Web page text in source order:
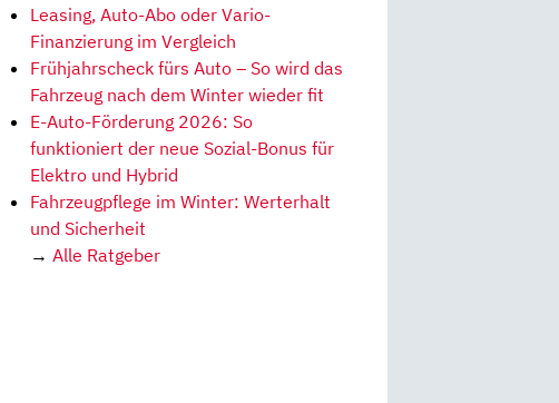
Leasing, Auto-Abo oder Vario-
Finanzierung im Vergleich
Frühjahrscheck fürs Auto – So wird das
Fahrzeug nach dem Winter wieder fit
E-Auto-Förderung 2026: So
funktioniert der neue Sozial-Bonus für
Elektro und Hybrid
Fahrzeugpflege im Winter: Werterhalt
und Sicherheit
→ Alle Ratgeber